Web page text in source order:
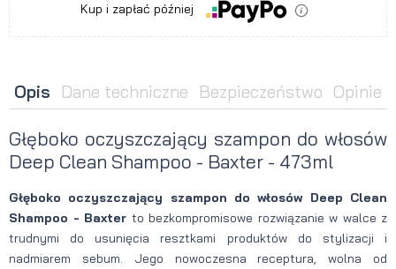
Kup i zapłać później
Opis Dane techniczne Bezpieczeństwo Opinie
Głęboko oczyszczający szampon do włosów
Deep Clean Shampoo - Baxter - 473ml
Głęboko oczyszczający szampon do włosów Deep Clean
Shampoo - Baxter to bezkompromisowe rozwiązanie w walce z
trudnymi do usunięcia resztkami produktów do stylizacji i
nadmiarem sebum. Jego nowoczesna receptura, wolna od